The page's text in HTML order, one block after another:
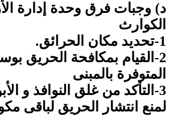
د) وجبات فرق وحدة إدارة
الكوارث
2-القيام بمكافحة الحريق
المتوفرة بالمبنى
3-التأكد من غلق النوافذ و
لمنع انتشار الحريق لباقى